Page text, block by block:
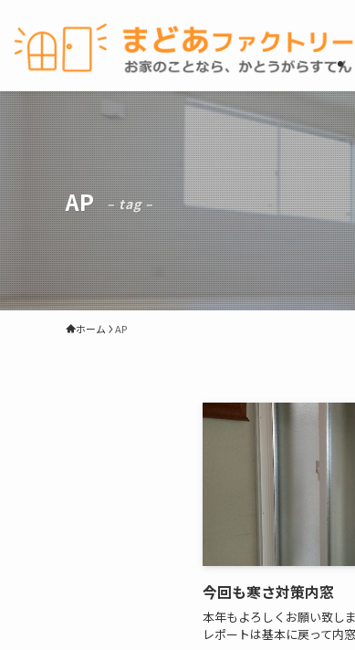
AP – tag –
ホーム AP
今回も寒さ対策内窓
本年もよろしくお願い致し
レポートは基本に戻って内